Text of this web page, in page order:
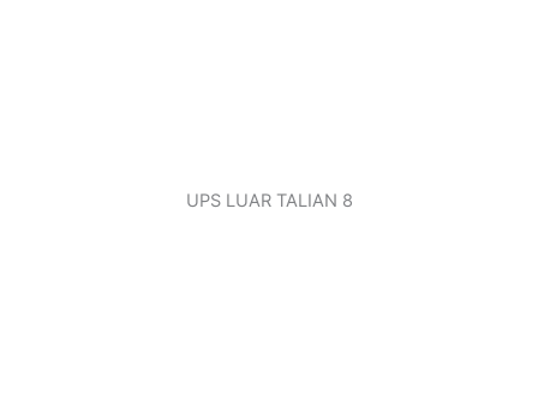
UPS LUAR TALIAN 8